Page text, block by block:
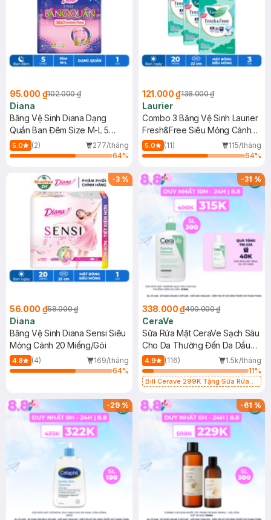
95.000 ₫102.000 ₫
Diana
Băng Vệ Sinh Diana Dạng
Quần Ban Đêm Size M-L 5
Chiếc/Gói
5.0 (2)
277/tháng
64%
121.000 ₫138.000 ₫
Laurier
Combo 3 Băng Vệ Sinh Laurier
Fresh&Free Siêu Mỏng Cánh
20M
5.0 (11)
115/tháng
64%
-3 %
56.000 ₫58.000 ₫
Diana
Băng Vệ Sinh Diana Sensi Siêu
Mỏng Cánh 20 Miếng/Gói
4.8 (4)
169/tháng
64%
-31%
338.000 ₫490.000 ₫
CeraVe
Sữa Rửa Mặt CeraVe Sạch Sâu
Cho Da Thường Đến Da Dầu
473ml
4.9 (116)
1.5k/tháng
11%
Bill Cerave 299K Tặng Sữa Rửa
-29% -61%